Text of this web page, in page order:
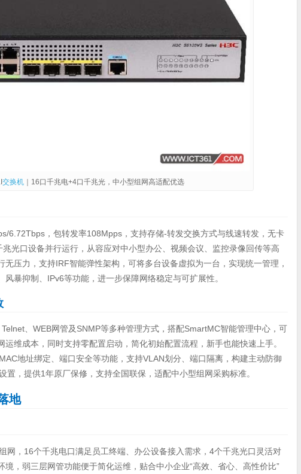
交换机｜16口千兆电+4口千兆光，中小型组网高适配优选
6.72Tbps，包转发率108Mpps，支持存储-转发交换方式与线速转发，无卡
光口设备并行运行，从容应对中小型办公、视频会议、监控录像回传等高
压力，支持IRF智能弹性架构，可将多台设备虚拟为一台，实现统一管理，
暴抑制、IPv6等功能，进一步保障网络稳定与可扩展性。
Telnet、WEB网管及SNMP等多种管理方式，搭配SmartMC智能管理中心，可
维成本，同时支持零配置启动，简化初始配置流程，新手也能快速上手。
地址绑定、端口安全等功能，支持VLAN划分、端口隔离，构建主动防御
，提供1年原厂保修，支持全国联保，适配中小型组网采购标准。
地
网，16个千兆电口满足员工终端、办公设备接入需求，4个千兆光口灵活对
境，弱三层网管功能便于简化运维，贴合中小企业“高效、省心、高性价比”